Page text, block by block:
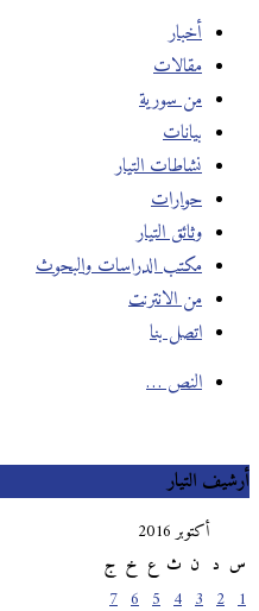
أخبار
مقالات
من سورية
بيانات
نشاطات التيار
حوارات
وثائق التيار
مكتب الدراسات والبحوث
من الانترنت
اتصل بنا
النص …
أرشيف التيار
أكتوبر 2016
س
ث خ ج